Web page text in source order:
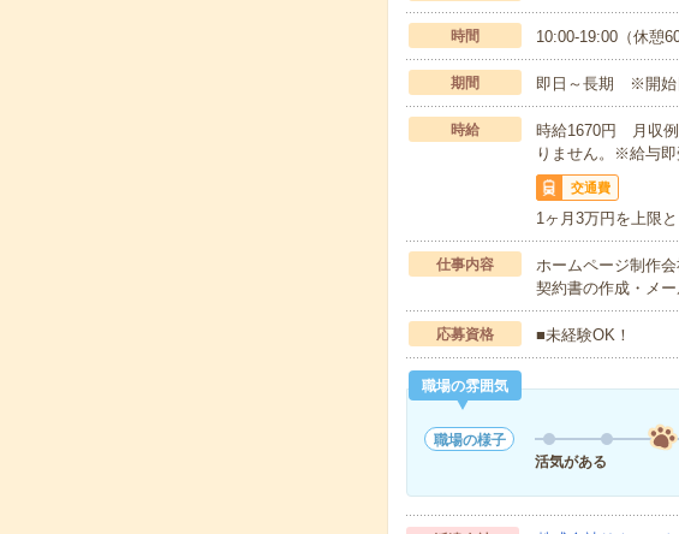
時間 10:00-19:00（休憩
期間 即日～長期 ※開始
時給
時給1670円 月収
りません。※給与即
交通費
1ヶ月3万円を上限
仕事内容
ホームページ制作
契約書の作成・メ
応募資格 ■未経験OK！
職場の雰囲気
職場の様子
活気がある